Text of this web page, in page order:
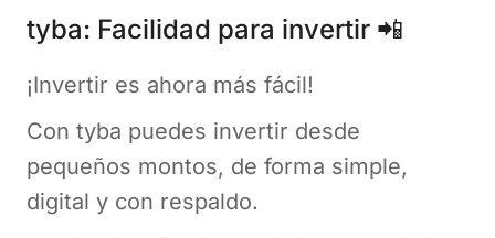
tyba: Facilidad para invertir 📲
¡Invertir es ahora más fácil!
Con tyba puedes invertir desde
pequeños montos, de forma simple,
digital y con respaldo.